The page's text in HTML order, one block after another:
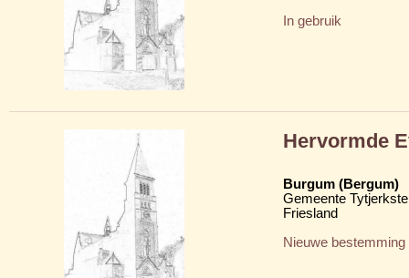
In gebruik
Hervormde
Burgum (Bergum)
Gemeente
Friesland
Nieuwe bestemming